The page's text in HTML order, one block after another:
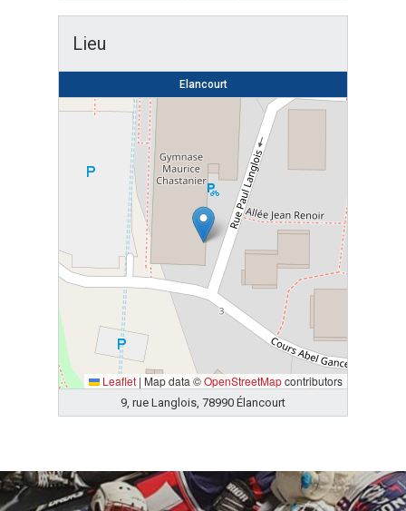
Lieu
Elancourt
Leaflet | Map data ©OpenStreetMapcontributors
9, rue Langlois, 78990 Élancourt